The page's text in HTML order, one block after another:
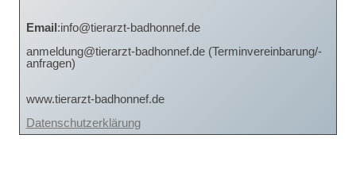
Email:info@tierarzt-badhonnef.de
anmeldung@tierarzt-badhonnef.de (Terminvereinbarung/-
anfragen)
www.tierarzt-badhonnef.de
Datenschutzerklärung